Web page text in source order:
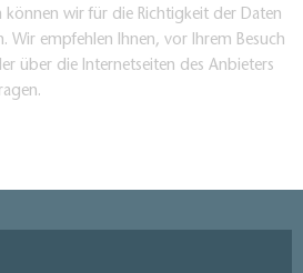
wir für die Richtigkeit der Daten
Wir empfehlen Ihnen, vor Ihrem Besuch
über die Internetseiten des Anbieters